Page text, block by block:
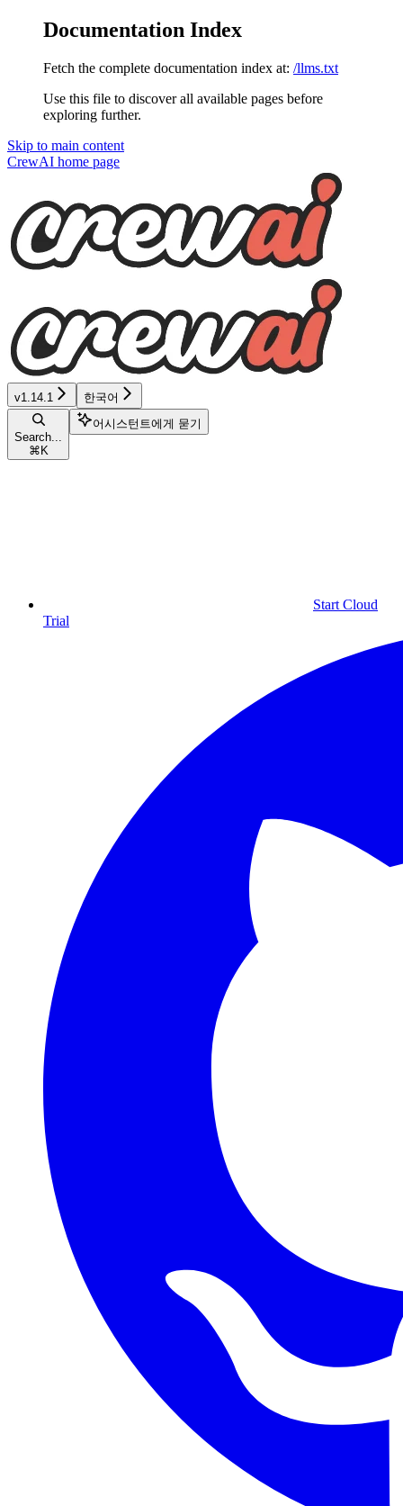
Documentation Index
Fetch the complete documentation index at: /llms.txt
Use this file to discover all available pages before
exploring further.
Skip to main content
CrewAI home page
v1.14.1 한국어
Search...
⌘ K
어시스턴트에게 묻기
Start Cloud
Trial